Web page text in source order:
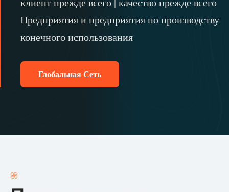
клиент прежде всего | качество прежде всего
Предприятия и предприятия по производству
конечного использования
Глобальная Сеть